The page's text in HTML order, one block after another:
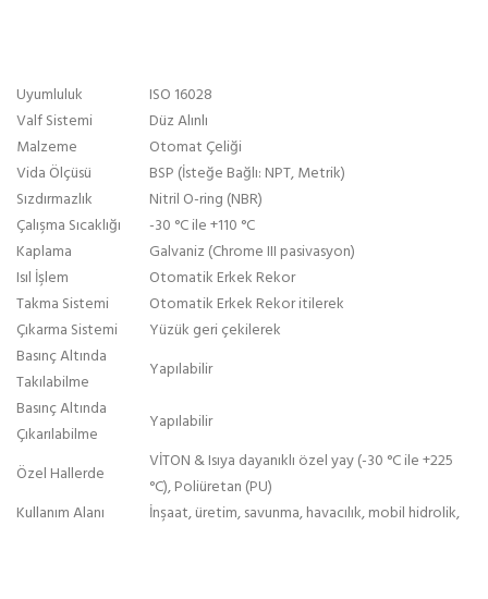
Uyumluluk
ISO 16028
Valf Sistemi
Düz Alınlı
Malzeme
Otomat Çeliği
Vida Ölçüsü
BSP (İsteğe Bağlı: NPT, Metrik)
Sızdırmazlık
Nitril O-ring (NBR)
Çalışma Sıcaklığı
-30 °C ile +110 °C
Kaplama
Galvaniz (Chrome III pasivasyon)
Isıl İşlem
Otomatik Erkek Rekor
Takma Sistemi
Otomatik Erkek Rekor itilerek
Çıkarma Sistemi
Yüzük geri çekilerek
Basınç Altında
Takılabilme
Yapılabilir
Basınç Altında
Çıkarılabilme
Yapılabilir
Özel Hallerde
VİTON & Isıya dayanıklı özel yay (-30 °C ile +225
°C), Poliüretan (PU)
Kullanım Alanı
İnşaat, üretim, savunma, havacılık, mobil hidrolik,